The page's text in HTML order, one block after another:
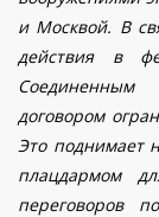
и Москвой. В
действия в
Соединенным
договором
Это поднимает
плацдармом
переговоров